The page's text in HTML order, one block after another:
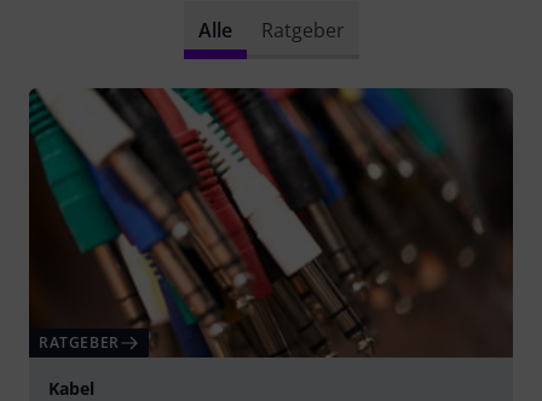
Alle Ratgeber
RATGEBER
Kabel